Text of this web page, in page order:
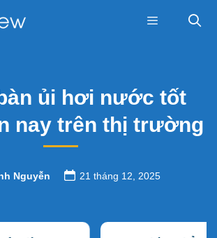
ủi hơi nước tốt
nay trên thị trường
Nguyễn 21 tháng 12, 2025